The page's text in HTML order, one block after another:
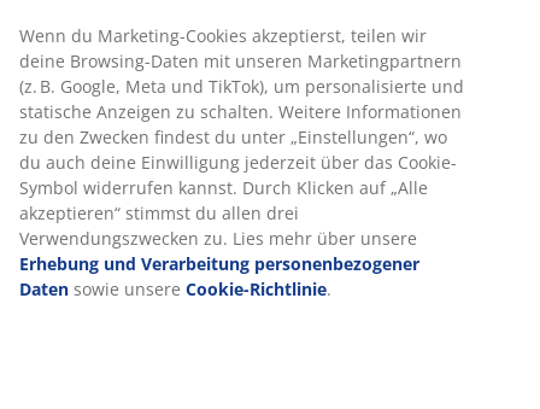
Artikelnummer: 6891766
Produkteigenschaften
Wenn du Marketing-Cookies akzeptierst, teilen wir
deine Browsing-Daten mit unseren Marketingpartnern
(z. B. Google, Meta und TikTok), um personalisierte und
statische Anzeigen zu schalten. Weitere Informationen
zu den Zwecken findest du unter „Einstellungen“, wo
du auch deine Einwilligung jederzeit über das Cookie-
Symbol widerrufen kannst. Durch Klicken auf „Alle
akzeptieren“ stimmst du allen drei
Verwendungszwecken zu. Lies mehr über unsere
Erhebung und Verarbeitung personenbezogener
Daten sowie unsere Cookie-Richtlinie.